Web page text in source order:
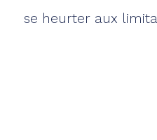
se heurter aux